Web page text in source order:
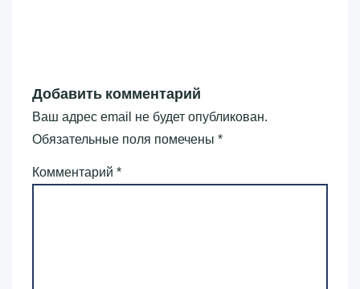
Добавить комментарий
Ваш адрес email не будет опубликован.
Обязательные поля помечены *
Комментарий *